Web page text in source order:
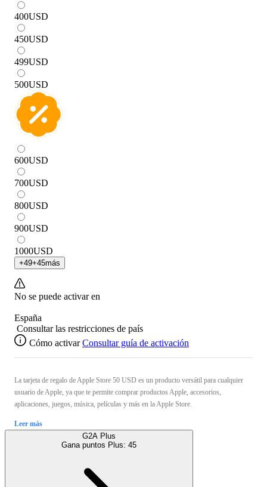
400USD
450USD
499USD
500USD
600USD
700USD
800USD
900USD
1000USD
+49+45más
No se puede activar en
España
Consultar las restricciones de país
Cómo activar Consultar guía de activación
La tarjeta de regalo de Apple Store 50 USD es un producto versátil para cualquier
usuario de Apple, ya que te permite comprar productos Apple, accesorios,
aplicaciones, juegos, música, películas y más en la Apple Store.
Leer más
G2A Plus
Gana puntos Plus: 45